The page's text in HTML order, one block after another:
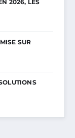
2026, LES
SUR